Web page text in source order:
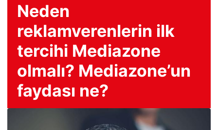
Neden
reklamverenlerin ilk
tercihi Mediazone
olmalı? Mediazone’un
faydası ne?